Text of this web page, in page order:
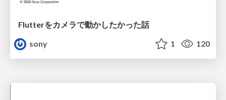
Flutterをカメラで動かしたかった話
sony
1 120